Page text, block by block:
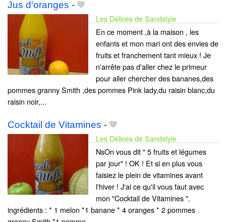
Jus d'oranges -
Les Délices de Sandstyle
En ce moment ,à la maison , les
enfants et mon mari ont des envies de
fruits et franchement tant mieux ! Je
n'arrête pas d'aller chez le primeur
pour aller chercher des bananes,des
pommes granny Smith ,des pommes Pink lady,du raisin blanc,du
raisin noir,...
Cocktail de Vitamines -
Les Délices de Sandstyle
NsOn vous dit " 5 fruits et légumes
par jour" ! OK ! Et si en plus vous
faisiez le plein de vitamines avant
l'hiver ! J'ai ce qu'il vous faut avec
mon "Cocktail de Vitamines ".
ingrédients : * 1 melon *1 banane * 4 oranges * 2 pommes